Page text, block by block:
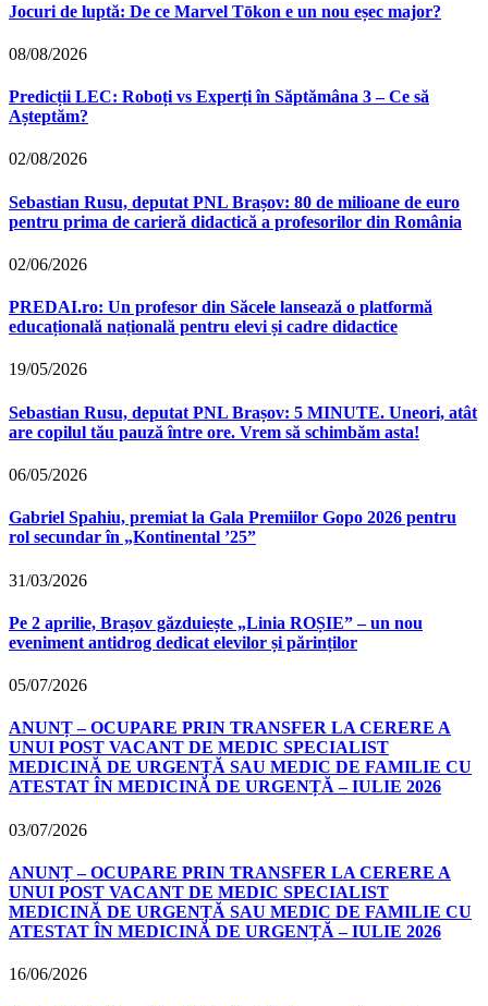
Jocuri de luptă: De ce Marvel Tōkon e un nou eșec major?
08/08/2026
Predicții LEC: Roboți vs Experți în Săptămâna 3 – Ce să
Așteptăm?
02/08/2026
Sebastian Rusu, deputat PNL Brașov: 80 de milioane de euro
pentru prima de carieră didactică a profesorilor din România
02/06/2026
PREDAI.ro: Un profesor din Săcele lansează o platformă
educațională națională pentru elevi și cadre didactice
19/05/2026
Sebastian Rusu, deputat PNL Brașov: 5 MINUTE. Uneori, atât
are copilul tău pauză între ore. Vrem să schimbăm asta!
06/05/2026
Gabriel Spahiu, premiat la Gala Premiilor Gopo 2026 pentru
rol secundar în „Kontinental ’25”
31/03/2026
Pe 2 aprilie, Brașov găzduiește „Linia ROȘIE” – un nou
eveniment antidrog dedicat elevilor și părinților
05/07/2026
ANUNȚ – OCUPARE PRIN TRANSFER LA CERERE A
UNUI POST VACANT DE MEDIC SPECIALIST
MEDICINĂ DE URGENȚĂ SAU MEDIC DE FAMILIE CU
ATESTAT ÎN MEDICINĂ DE URGENȚĂ – IULIE 2026
03/07/2026
ANUNȚ – OCUPARE PRIN TRANSFER LA CERERE A
UNUI POST VACANT DE MEDIC SPECIALIST
MEDICINĂ DE URGENȚĂ SAU MEDIC DE FAMILIE CU
ATESTAT ÎN MEDICINĂ DE URGENȚĂ – IULIE 2026
16/06/2026